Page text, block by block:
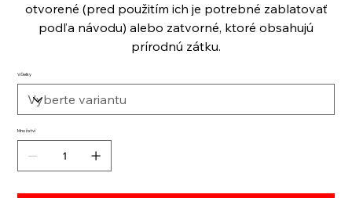
otvorené (pred použitím ich je potrebné zablatovať
podľa návodu) alebo zatvorné, ktoré obsahujú
prírodnú zátku.
Včielky
Množství